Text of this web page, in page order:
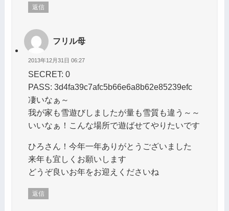
返信
フリル母
2013年12月31日 06:27
SECRET: 0
PASS: 3d4fa39c7afc5b66e6a8b62e85239efc
凄いなぁ～
我が家も雪遊びしましたが量も雪質も違う～～
いいなぁ！こんな場所で遊ばせてやりたいです
ひろさん！今年一年ありがとうございました
来年も宜しくお願いします
どうぞ良いお年をお迎えくださいね
返信